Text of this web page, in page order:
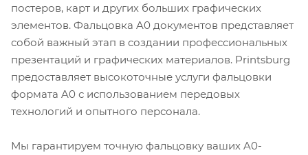
постеров, карт и других больших графических
элементов. Фальцовка A0 документов представляет
собой важный этап в создании профессиональных
презентаций и графических материалов. Printsburg
предоставляет высокоточные услуги фальцовки
формата A0 с использованием передовых
технологий и опытного персонала.
Мы гарантируем точную фальцовку ваших A0-